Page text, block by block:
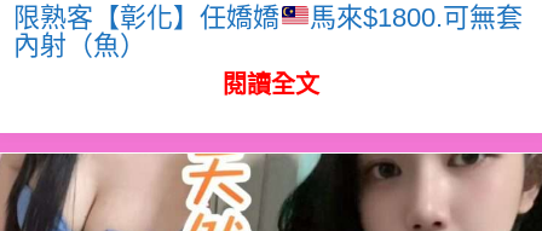
限熟客【彰化】任嬌嬌
馬來$1800.可無套
內射（魚）
閱讀全文